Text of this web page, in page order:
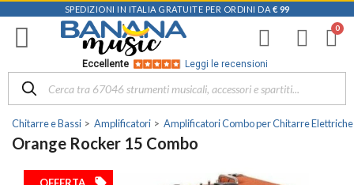
SPEDIZIONI IN ITALIA GRATUITE PER ORDINI DA € 99
Eccellente Leggi le recensioni
Chitarre e Bassi Amplificatori Amplificatori Combo per Chitarre Elettriche
Orange Rocker 15 Combo
local_offer